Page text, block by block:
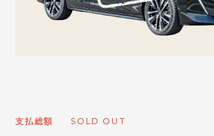
支払総額
SOLD OUT